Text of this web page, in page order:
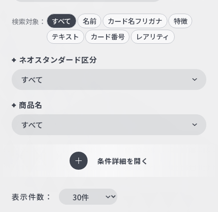
検索対象： すべて 名前 カード名フリガナ
特徴
テキスト
カード番号 レアリティ
ネオスタンダード区分
すべて
商品名
すべて
条件詳細を開く
表示件数：